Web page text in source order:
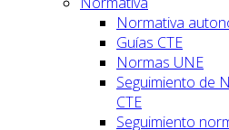
Normativa
Guías CTE
Normas UNE
Seguimiento de
CTE
Seguimiento